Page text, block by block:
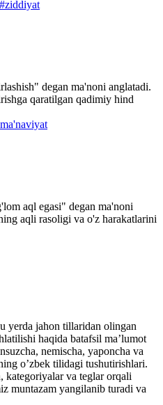
#ziddiyat
degan ma'noni anglatadi.
qaratilgan qadimiy hind
aql egasi" degan ma'noni
aqli rasoligi va o'z harakatlarini
yerda jahon tillaridan olingan
haqida batafsil maʼlumot
nemischa, yaponcha va
oʼzbek tilidagi tushutirishlari.
kategoriyalar va teglar orqali
muntazam yangilanib turadi va